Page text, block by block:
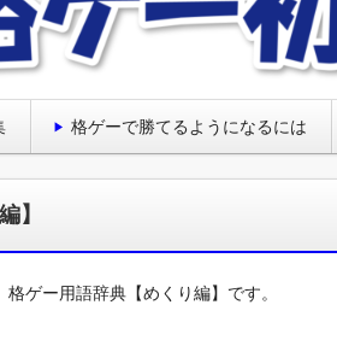
格ゲーで勝てるようになるには
】
格ゲー用語辞典【めくり編】です。